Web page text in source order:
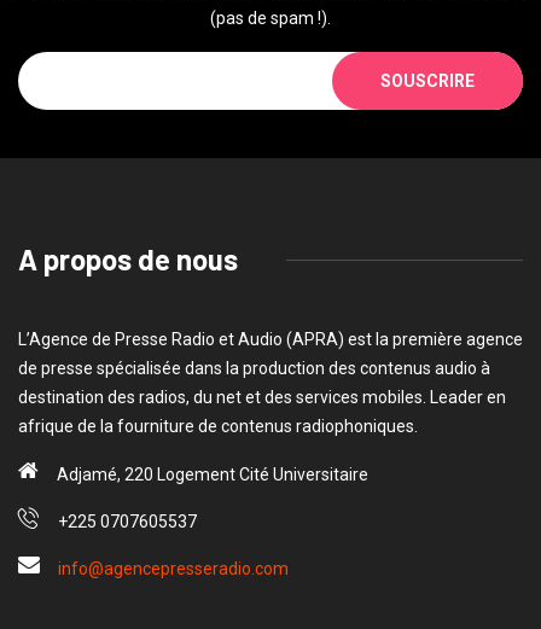
(pas de spam !).
SOUSCRIRE
A propos de nous
L’Agence de Presse Radio et Audio (APRA) est la première agence
de presse spécialisée dans la production des contenus audio à
destination des radios, du net et des services mobiles. Leader en
afrique de la fourniture de contenus radiophoniques.
Adjamé, 220 Logement Cité Universitaire
+225 0707605537
info@agencepresseradio.com